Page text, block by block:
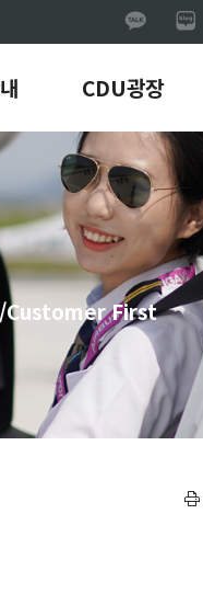
CDU광장
/Customer First